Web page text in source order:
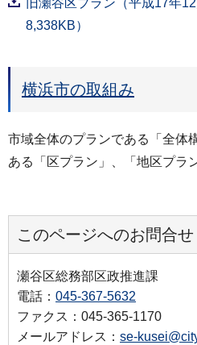
8,338KB）
横浜市の取組み
市域全体のプランである「全体
ある「区プラン」、「地区プラ
このページへのお問合せ
瀬谷区総務部区政推進課
電話： 045-367-5632
ファクス：045-365-1170
メールアドレス： se-